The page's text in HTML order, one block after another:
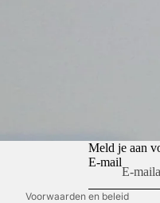
Meld je aan
E-mail
Voorwaarden en beleid
Algemene voorwaarden
Contactgegevens